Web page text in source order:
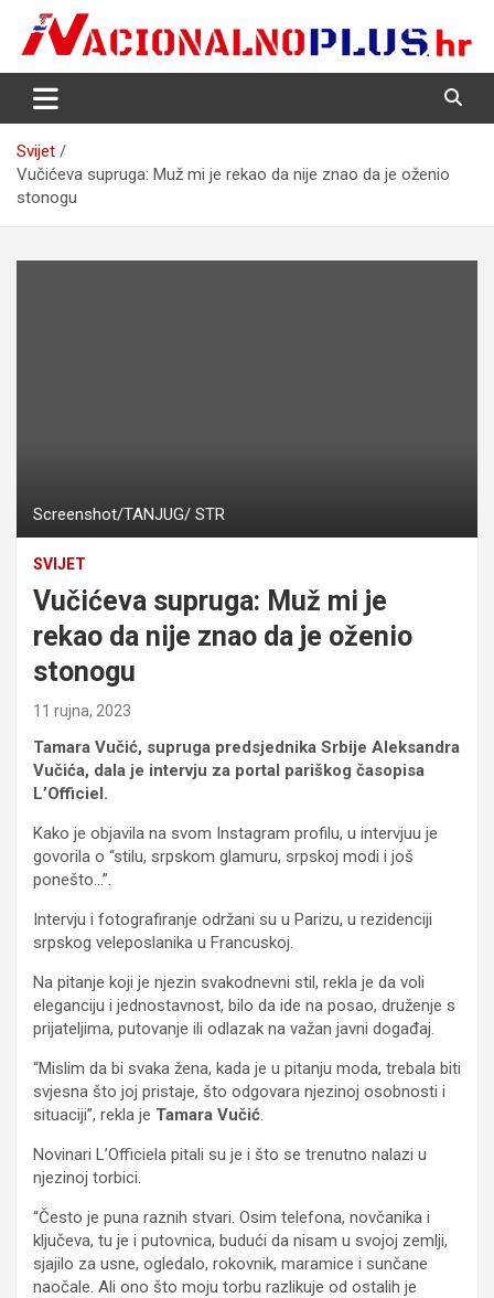
content
NacionalnoPlus.hr
Nacija želi znati više
Svijet
Vučićeva supruga: Muž mi je rekao da nije znao da je oženio
stonogu
Screenshot/TANJUG/ STR
SVIJET
Vučićeva supruga: Muž mi je
rekao da nije znao da je oženio
stonogu
11 rujna, 2023
Tamara Vučić, supruga predsjednika Srbije Aleksandra
Vučića, dala je intervju za portal pariškog časopisa
L’Officiel.
Kako je objavila na svom Instagram profilu, u intervjuu je
govorila o “stilu, srpskom glamuru, srpskoj modi i još
ponešto…”.
Intervju i fotografiranje održani su u Parizu, u rezidenciji
srpskog veleposlanika u Francuskoj.
Na pitanje koji je njezin svakodnevni stil, rekla je da voli
eleganciju i jednostavnost, bilo da ide na posao, druženje s
prijateljima, putovanje ili odlazak na važan javni događaj.
“Mislim da bi svaka žena, kada je u pitanju moda, trebala biti
svjesna što joj pristaje, što odgovara njezinoj osobnosti i
situaciji”, rekla je Tamara Vučić.
Novinari L’Officiela pitali su je i što se trenutno nalazi u
njezinoj torbici.
“Često je puna raznih stvari. Osim telefona, novčanika i
ključeva, tu je i putovnica, budući da nisam u svojoj zemlji,
sjajilo za usne, ogledalo, rokovnik, maramice i sunčane
naočale. Ali ono što moju torbu razlikuje od ostalih je